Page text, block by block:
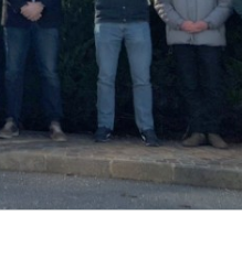
und weitere Schritte zur